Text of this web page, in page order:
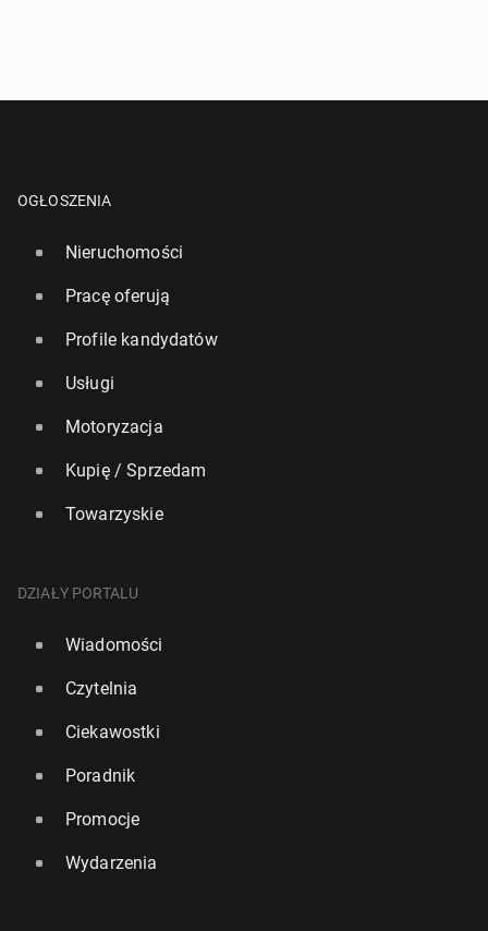
OGŁOSZENIA
Nieruchomości
Pracę oferują
Profile kandydatów
Usługi
Motoryzacja
Kupię / Sprzedam
Towarzyskie
DZIAŁY PORTALU
Wiadomości
Czytelnia
Ciekawostki
Poradnik
Promocje
Wydarzenia